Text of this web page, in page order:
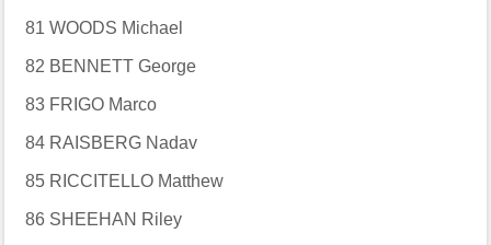
81 WOODS Michael
82 BENNETT George
83 FRIGO Marco
84 RAISBERG Nadav
85 RICCITELLO Matthew
86 SHEEHAN Riley